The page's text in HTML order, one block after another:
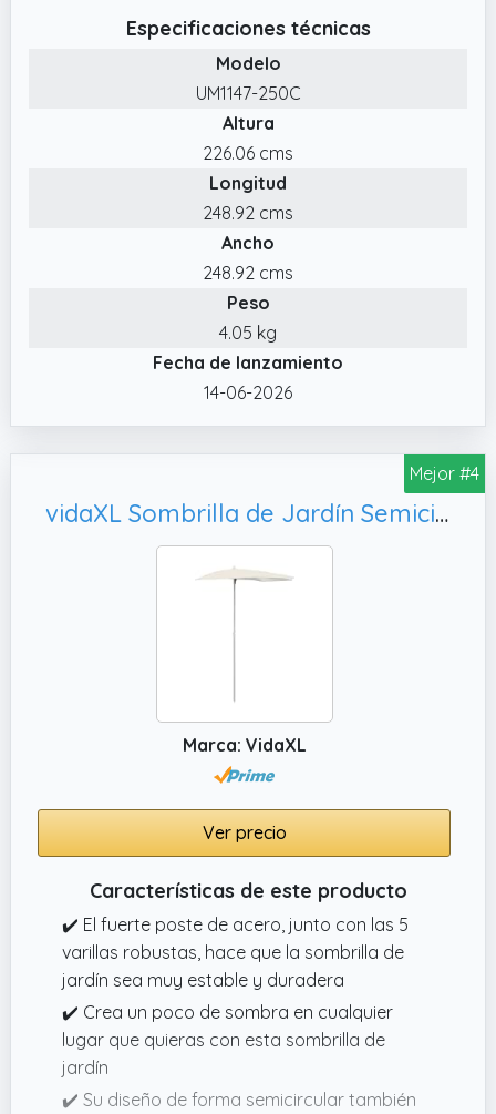
abrir y cerrar fácilmente el parasol
balcón, la playa, el jardín o la terraza. (no
incluye la base de sombrilla)
Especificaciones técnicas
Modelo
UM1147-250C
Altura
226.06 cms
Longitud
248.92 cms
Ancho
248.92 cms
Peso
4.05 kg
Fecha de lanzamiento
14-06-2026
Mejor #4
vidaXL Sombrilla de Jardín Semicircular con Palo, Arena 180x90 cm
Marca: VidaXL
Ver precio
Características de este producto
✔️ El fuerte poste de acero, junto con las 5
varillas robustas, hace que la sombrilla de
jardín sea muy estable y duradera
✔️ Crea un poco de sombra en cualquier
lugar que quieras con esta sombrilla de
jardín
✔️ Su diseño de forma semicircular también